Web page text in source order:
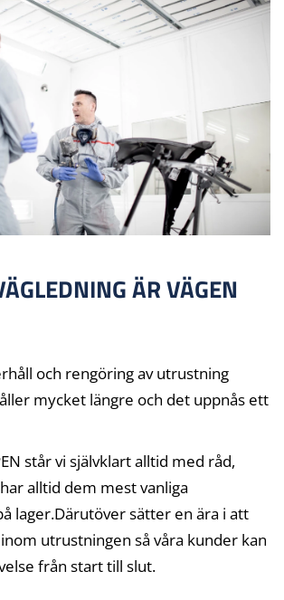
ÄR VÄGEN
och rengöring av utrustning
mycket längre och det uppnås ett
står vi självklart alltid med råd,
alltid dem mest vanliga
lager.Därutöver sätter en ära i att
utrustningen så våra kunder kan
från start till slut.